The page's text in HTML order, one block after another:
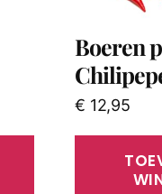
Boeren
€ 12,95